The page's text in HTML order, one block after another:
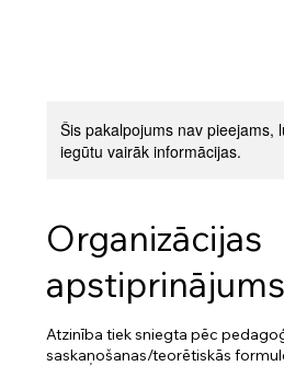
Šis pakalpojums nav pieejams,
iegūtu vairāk informācijas.
Organizācijas
apstiprinājums
Atzinība tiek sniegta pēc
saskaņošanas/teorētiskās